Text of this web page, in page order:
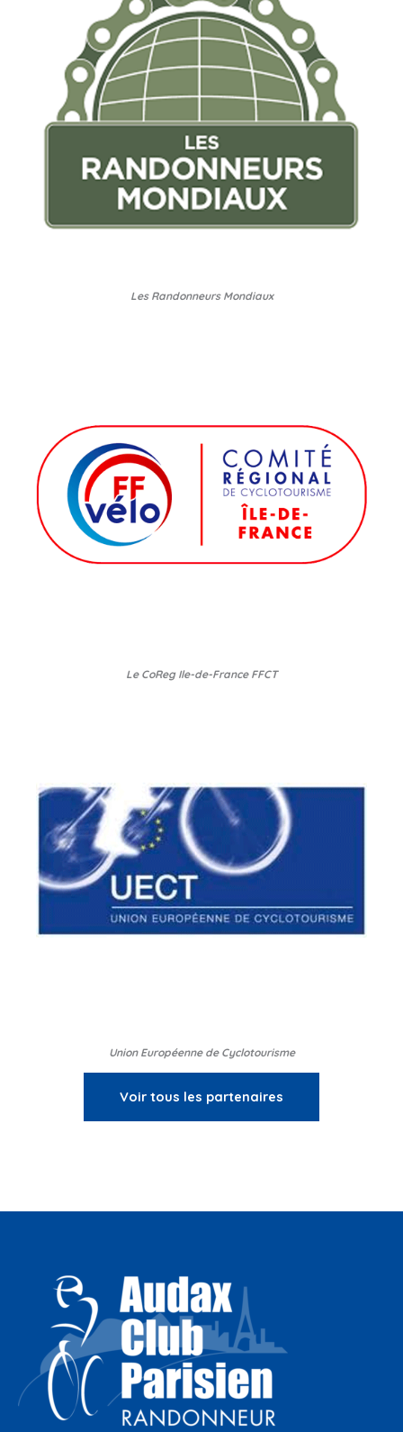
Les Randonneurs Mondiaux
Le CoReg Ile-de-France FFCT
Union Européenne de Cyclotourisme
Voir tous les partenaires